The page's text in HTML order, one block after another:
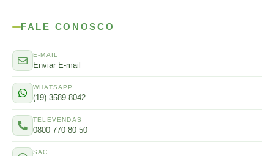
FALE CONOSCO
E-MAIL
Enviar E-mail
WHATSAPP
(19) 3589-8042
TELEVENDAS
0800 770 80 50
SAC